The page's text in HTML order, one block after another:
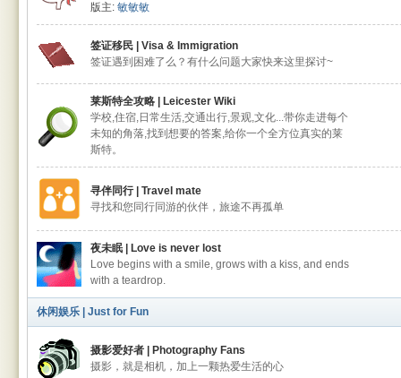
版主: 敏敏敏
签证移民 | Visa & Immigration
签证遇到困难了么？有什么问题大家快来这里探讨~
莱斯特全攻略 | Leicester Wiki
学校,住宿,日常生活,交通出行,景观,文化...带你走进每个
未知的角落,找到想要的答案,给你一个全方位真实的莱
斯特。
寻伴同行 | Travel mate
寻找和您同行同游的伙伴，旅途不再孤单
夜未眠 | Love is never lost
Love begins with a smile, grows with a kiss, and ends
with a teardrop.
休闲娱乐 | Just for Fun
摄影爱好者 | Photography Fans
摄影，就是相机，加上一颗热爱生活的心